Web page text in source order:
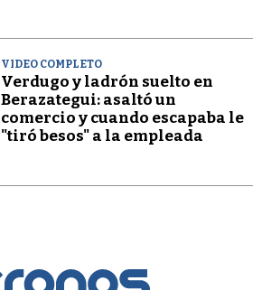
VIDEO COMPLETO
Verdugo y ladrón suelto en
Berazategui: asaltó un
comercio y cuando escapaba le
"tiró besos" a la empleada